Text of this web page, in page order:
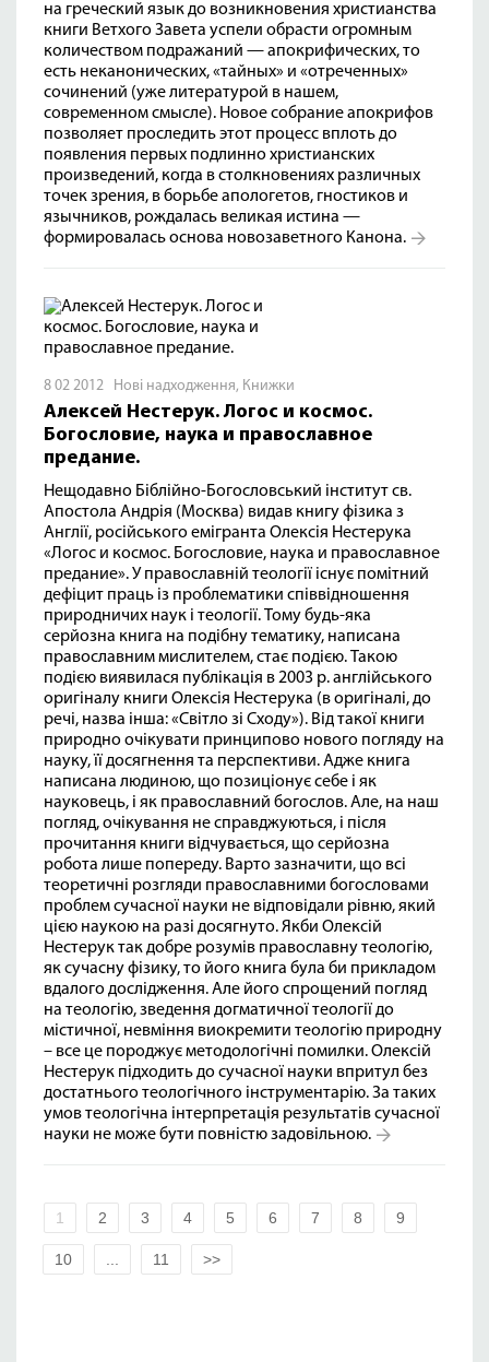
на греческий язык до возникновения христианства
книги Ветхого Завета успели обрасти огромным
количеством подражаний — апокрифических, то
есть неканонических, «тайных» и «отреченных»
сочинений (уже литературой в нашем,
современном смысле). Новое собрание апокрифов
позволяет проследить этот процесс вплоть до
появления первых подлинно христианских
произведений, когда в столкновениях различных
точек зрения, в борьбе апологетов, гностиков и
язычников, рождалась великая истина —
формировалась основа новозаветного Канона.
8 02 2012 Нові надходження, Книжки
Алексей Нестерук. Логос и космос.
Богословие, наука и православное
предание.
Нещодавно Біблійно-Богословський інститут св.
Апостола Андрія (Москва) видав книгу фізика з
Англії, російського емігранта Олексія Нестерука
«Логос и космос. Богословие, наука и православное
предание». У православній теології існує помітний
дефіцит праць із проблематики співвідношення
природничих наук і теології. Тому будь-яка
серйозна книга на подібну тематику, написана
православним мислителем, стає подією. Такою
подією виявилася публікація в 2003 р. англійського
оригіналу книги Олексія Нестерука (в оригіналі, до
речі, назва інша: «Світло зі Сходу»). Від такої книги
природно очікувати принципово нового погляду на
науку, її досягнення та перспективи. Адже книга
написана людиною, що позиціонує себе і як
науковець, і як православний богослов. Але, на наш
погляд, очікування не справджуються, і після
прочитання книги відчувається, що серйозна
робота лише попереду. Варто зазначити, що всі
теоретичні розгляди православними богословами
проблем сучасної науки не відповідали рівню, який
цією наукою на разі досягнуто. Якби Олексій
Нестерук так добре розумів православну теологію,
як сучасну фізику, то його книга була би прикладом
вдалого дослідження. Але його спрощений погляд
на теологію, зведення догматичної теології до
містичної, невміння виокремити теологію природну
– все це породжує методологічні помилки. Олексій
Нестерук підходить до сучасної науки впритул без
достатнього теологічного інструментарію. За таких
умов теологічна інтерпретація результатів сучасної
науки не може бути повністю задовільною.
1 2 3 4 5 6 7 8 9
10 11 >>